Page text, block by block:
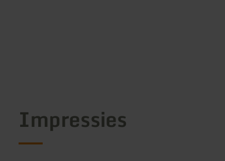
Impressies